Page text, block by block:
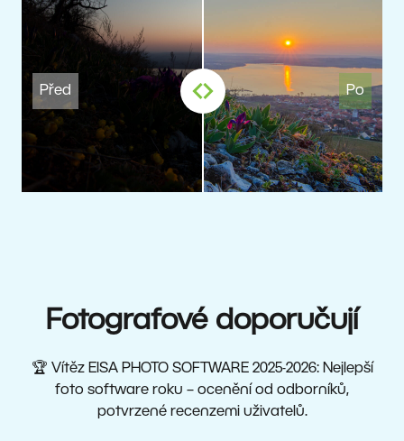
Fotografové doporučují
🏆 Vítěz EISA PHOTO SOFTWARE 2025-2026: Nejlepší
foto software roku – ocenění od odborníků,
potvrzené recenzemi uživatelů.